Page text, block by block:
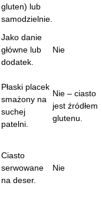
gluten) lub
samodzielnie.
Jako danie
główne lub
dodatek.
Nie
Płaski placek
smażony na
suchej
patelni.
Nie – ciasto
jest źródłem
glutenu.
Ciasto
serwowane
na deser.
Nie